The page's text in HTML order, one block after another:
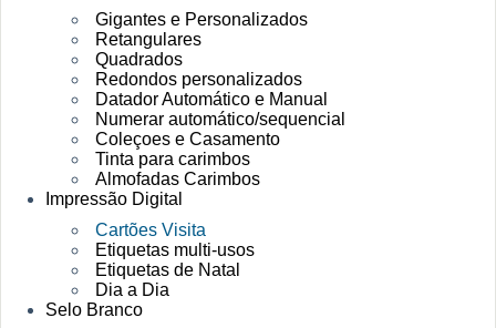
Gigantes e Personalizados
Retangulares
Quadrados
Redondos personalizados
Datador Automático e Manual
Numerar automático/sequencial
Coleçoes e Casamento
Tinta para carimbos
Almofadas Carimbos
Impressão Digital
Cartões Visita
Etiquetas multi-usos
Etiquetas de Natal
Dia a Dia
Selo Branco